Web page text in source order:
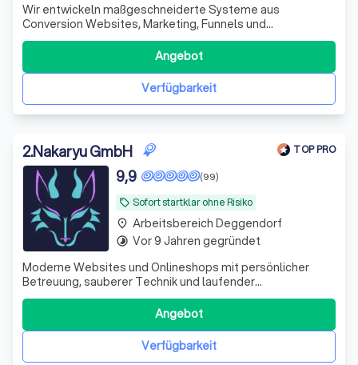
Wir entwickeln maßgeschneiderte Systeme aus
Conversion Websites, Marketing, Funnels und
Automationen für B2B-Dienstleister, die Besucher in
qualifizierte Leads und Kunden verwandeln.
Verfügbarkeit
Angebot
2.Nakaryu GmbH TOP PRO
local_offer Sofort startklar ohne Risiko
(99)
9,9
Moderne Websites und Onlineshops mit persönlicher
Betreuung, sauberer Technik und laufender
Weiterentwicklung – Alles aus einer Hand. Bereits ab 95€/
Monat, monatlich kündbar, ohne Setup Kosten.
Verfügbarkeit
Angebot
place Arbeitsbereich Deggendorf
timelapse Vor 9 Jahren gegründet